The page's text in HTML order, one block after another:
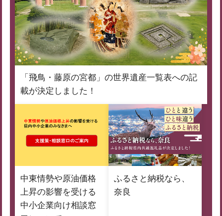
「飛鳥・藤原の宮都」の世界遺産一覧表への記
載が決定しました！
中東情勢や原油価格
上昇の影響を受ける
中小企業向け相談窓
ふるさと納税なら、
奈良